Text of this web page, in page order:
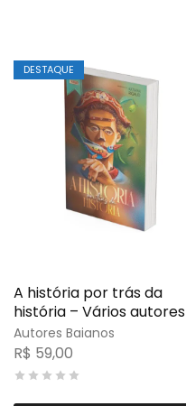
DESTAQUE
Autores Baianos
A história por trás da
história – Vários autores
R$ 59,00